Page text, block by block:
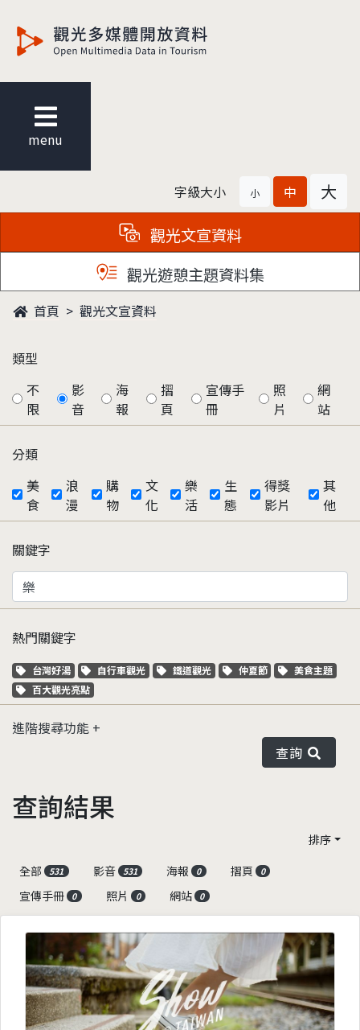
menu
字級大小 小 中 大
觀光文宣資料
觀光遊憩主題資料集
首頁 觀光文宣資料
類型
不
限
影
音
海
報
摺
頁
宣傳手
冊
照
片
網
站
分類
美
食
浪
漫
購
物
文
化
樂
活
生
態
得獎
影片
其
他
關鍵字
熱門關鍵字
關鍵字標籤
台灣好湯 關鍵字標籤
自行車觀光 關鍵字標籤
鐵道觀光 關鍵字標籤
仲夏節 關鍵字標籤
美食主題
關鍵字標籤
百大觀光亮點
進階搜尋功能
查詢
查詢結果
排序
全部
531 影音 531 海報 0 摺頁 0
宣傳手冊 0 照片 0 網站 0